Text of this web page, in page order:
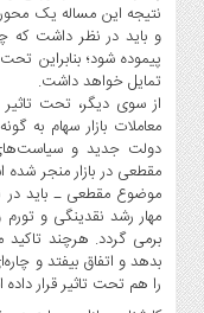
نتیجه این مساله یک
و باید در نظر داشت که
پیموده شود؛ بنابراین
تمایل خواهد داشت.
از سوی دیگر، تحت
معاملات بازار سهام به
دولت جدید و
مقطعی در بازار منجر شده
موضوع مقطعی ـ باید
مهار رشد نقدینگی و
برمی گردد. هرچند
بدهد و اتفاق بیفتد و
را هم تحت تاثیر قرار